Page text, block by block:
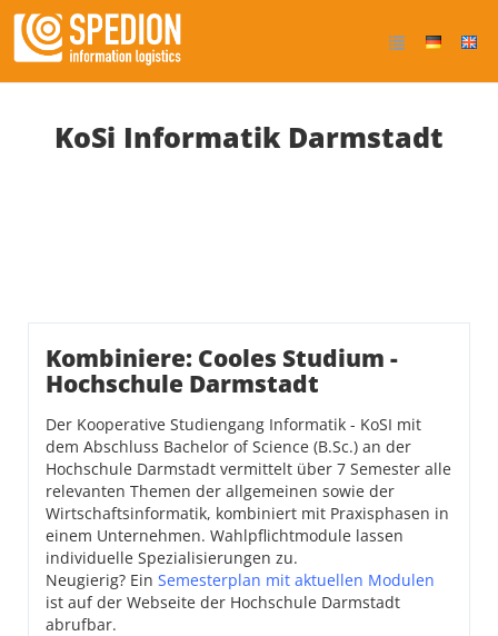
KoSi Informatik Darmstadt
Kombiniere: Cooles Studium -
Hochschule Darmstadt
Der Kooperative Studiengang Informatik - KoSI mit
dem Abschluss Bachelor of Science (B.Sc.) an der
Hochschule Darmstadt vermittelt über 7 Semester alle
relevanten Themen der allgemeinen sowie der
Wirtschaftsinformatik, kombiniert mit Praxisphasen in
einem Unternehmen. Wahlpflichtmodule lassen
individuelle Spezialisierungen zu.
Neugierig? Ein Semesterplan mit aktuellen Modulen
ist auf der Webseite der Hochschule Darmstadt
abrufbar.